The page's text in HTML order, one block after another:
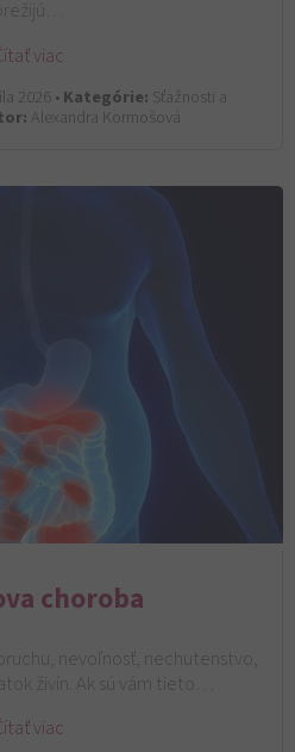
prežijú…
viac
2026 •Kategórie: Sťažnosti a
Alexandra Kormošová
choroba
nevoľnosť, nechutenstvo,
živín. Ak sú vám tieto…
viac